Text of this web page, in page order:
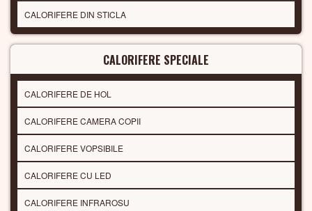
CALORIFERE DIN STICLA
CALORIFERE SPECIALE
CALORIFERE DE HOL
CALORIFERE CAMERA COPII
CALORIFERE VOPSIBILE
CALORIFERE CU LED
CALORIFERE INFRAROSU